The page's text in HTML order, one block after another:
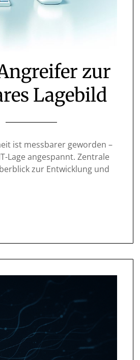
zur
Lagebild
ist messbarer geworden –
Lage angespannt. Zentrale
zur Entwicklung und